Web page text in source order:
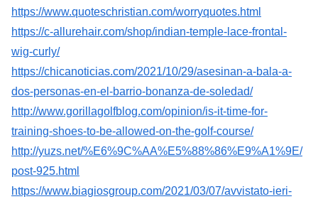
https://www.quoteschristian.com/worryquotes.html
https://c-allurehair.com/shop/indian-temple-lace-frontal-
wig-curly/
https://chicanoticias.com/2021/10/29/asesinan-a-bala-a-
dos-personas-en-el-barrio-bonanza-de-soledad/
http://www.gorillagolfblog.com/opinion/is-it-time-for-
training-shoes-to-be-allowed-on-the-golf-course/
http://yuzs.net/%E6%9C%AA%E5%88%86%E9%A1%9E/
post-925.html
https://www.biagiosgroup.com/2021/03/07/avvistato-ieri-